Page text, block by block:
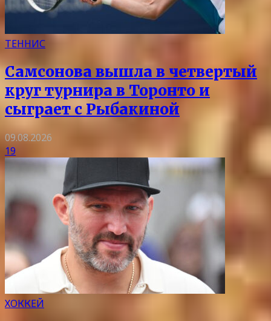
ТЕННИС
Самсонова вышла в четвертый
круг турнира в Торонто и
сыграет с Рыбакиной
09.08.2026
19
ХОККЕЙ